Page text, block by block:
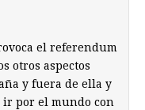
el referendum
otros aspectos
y fuera de ella y
ir por el mundo con